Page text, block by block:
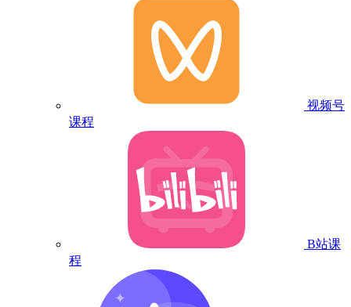
视频号
课程
B站课
程